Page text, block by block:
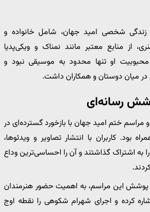
زندگی شخصی امید جهان، شامل خانواده و
از منابع معتبر مانند نمناک و ویکی‌پدیا
او تنها محدود به موسیقی نبود و
میان دوستان و همکاران داشت.
رسانه‌ای
ختم امید جهان با بازخورد گسترده‌ای در
بود. کاربران با انتشار تصاویر و ویدئوها،
به اشتراک گذاشتند و آن را احساسی‌ترین وداع
پوشش این مراسم، به اهمیت حضور هنرمندان
کرده و اجرای شهرام شکوهی را نقطه اوج